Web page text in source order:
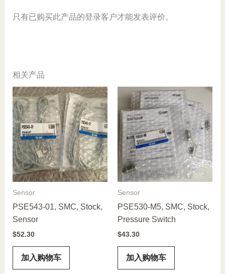
只有已购买此产品的登录客户才能发表评价。
相关产品
Sensor
PSE543-01, SMC, Stock,
Sensor
$52.30
加入购物车
Sensor
PSE530-M5, SMC, Stock,
Pressure Switch
$43.30
加入购物车